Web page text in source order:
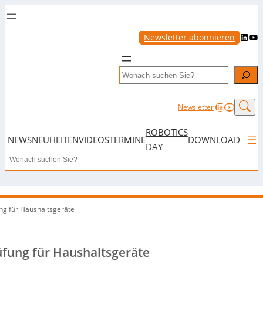
Newsletter abonnieren LinkedIn YouTube
Search
NewsletterLinkedIn
NEWSNEUHEITENVIDEOSTERMINE
ROBOTICS
DAY
DOWNLOAD
Search
für Haushaltsgeräte
für Haushaltsgeräte